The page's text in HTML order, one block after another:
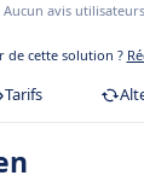
Aucun avis utilisateurs
de cette solution ?
Tarifs